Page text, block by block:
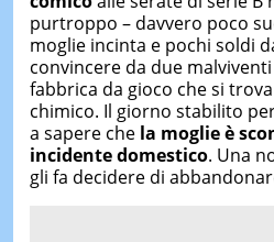
purtroppo – davvero poco
moglie incinta e pochi soldi
convincere da due
fabbrica da gioco che si
chimico. Il giorno stabilito
a sapere che la moglie è
incidente domestico. Una
gli fa decidere di